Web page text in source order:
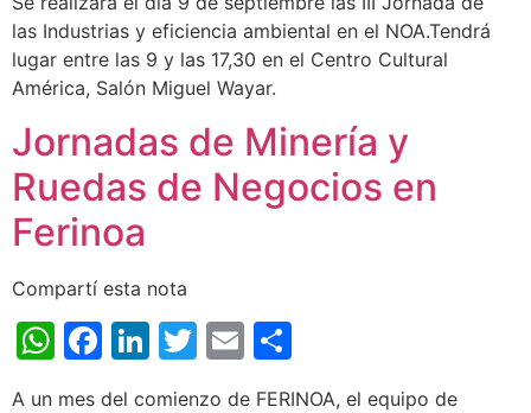
las Industrias y eficiencia ambiental en el NOA.Tendrá
lugar entre las 9 y las 17,30 en el Centro Cultural
América, Salón Miguel Wayar.
Jornadas de Minería y
Ruedas de Negocios en
Ferinoa
Compartí esta nota
WhatsApp
Facebook
LinkedIn
Twitter
Email
A un mes del comienzo de FERINOA, el equipo de